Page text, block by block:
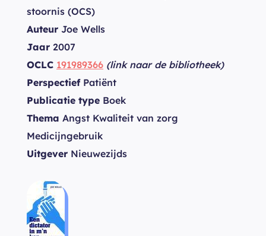
stoornis (OCS)
Auteur Joe Wells
Jaar 2007
OCLC 191989366 (link naar de bibliotheek)
PerspectiefPatiënt
Publicatie type Boek
Thema Angst Kwaliteit van zorg
Medicijngebruik
Uitgever Nieuwezijds